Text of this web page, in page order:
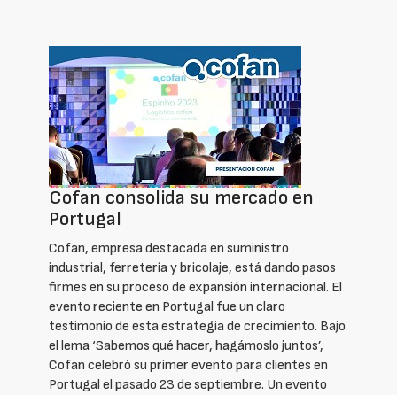
Cofan consolida su mercado en
Portugal
Cofan, empresa destacada en suministro
industrial, ferretería y bricolaje, está dando pasos
firmes en su proceso de expansión internacional. El
evento reciente en Portugal fue un claro
testimonio de esta estrategia de crecimiento. Bajo
el lema ‘Sabemos qué hacer, hagámoslo juntos’,
Cofan celebró su primer evento para clientes en
Portugal el pasado 23 de septiembre. Un evento